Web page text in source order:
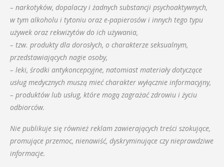
– narkotyków, dopalaczy i żadnych substancji psychoaktywnych,
w tym alkoholu i tytoniu oraz e-papierosów i innych tego typu
używek oraz rekwizytów do ich używania,
– tzw. produkty dla dorosłych, o charakterze seksualnym,
przedstawiających nagie osoby,
– leki, środki antykoncepcyjne, natomiast materiały dotyczące
usług medycznych muszą mieć charakter wyłącznie informacyjny,
– produktów lub usług, które mogą zagrażać zdrowiu i życiu
odbiorców.
Nie publikuje się również reklam zawierających treści szokujące,
promujące przemoc, nienawiść, dyskryminujące czy nieprawdziwe
informacje.